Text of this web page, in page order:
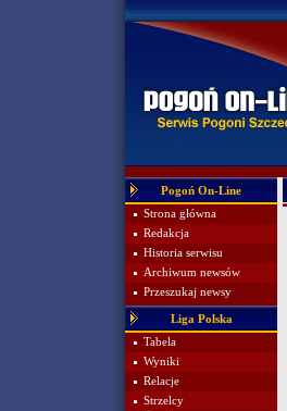
Pogoń On-Line
Strona główna
Redakcja
Historia serwisu
Archiwum newsów
Przeszukaj newsy
Liga Polska
Tabela
Wyniki
Relacje
Strzelcy